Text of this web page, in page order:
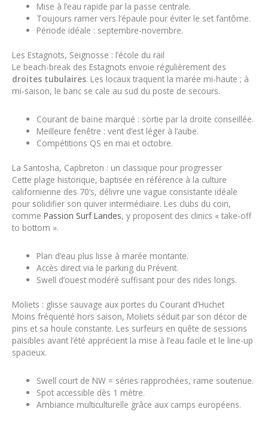
Mise à l’eau rapide par la passe centrale.
Toujours ramer vers l’épaule pour éviter le set fantôme.
Période idéale : septembre-novembre.
Les Estagnots, Seignosse : l’école du rail
Le beach-break des Estagnots envoie régulièrement des
droites tubulaires. Les locaux traquent la marée mi-haute ; à
mi-saison, le banc se cale au sud du poste de secours.
Courant de baïne marqué : sortie par la droite conseillée.
Meilleure fenêtre : vent d’est léger à l’aube.
Compétitions QS en mai et octobre.
La Santosha, Capbreton : un classique pour progresser
Cette plage historique, baptisée en référence à la culture
californienne des 70’s, délivre une vague consistante idéale
pour solidifier son quiver intermédiaire. Les clubs du coin,
comme Passion Surf Landes, y proposent des clinics « take-off
to bottom ».
Plan d’eau plus lisse à marée montante.
Accès direct via le parking du Prévent.
Swell d’ouest modéré suffisant pour des rides longs.
Moliets : glisse sauvage aux portes du Courant d’Huchet
Moins fréquenté hors saison, Moliets séduit par son décor de
pins et sa houle constante. Les surfeurs en quête de sessions
paisibles avant l’été apprécient la mise à l’eau facile et le line-up
spacieux.
Swell court de NW = séries rapprochées, rame soutenue.
Spot accessible dès 1 mètre.
Ambiance multiculturelle grâce aux camps européens.